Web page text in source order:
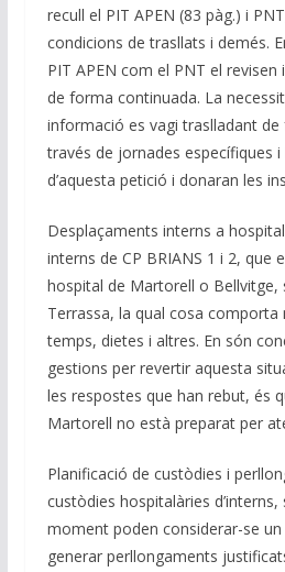
recull el PIT APEN (83 pàg.) i
condicions de trasllats i demés.
PIT APEN com el PNT el
de forma continuada. La
informació es vagi traslladant
través de jornades específiques
d’aquesta petició i donaran les
Desplaçaments interns a
interns de CP BRIANS 1 i 2, que
hospital de Martorell o Bellvitge,
Terrassa, la qual cosa comporta
temps, dietes i altres. En són
gestions per revertir aquesta
les respostes que han rebut, és
Martorell no està preparat per
Planificació de custòdies i
custòdies hospitalàries
moment poden considerar-se
generar perllongaments